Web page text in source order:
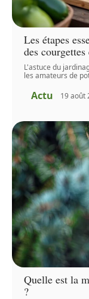
Les étapes
des
L'astuce du
les amateurs de
Actu 19 août
Quelle est la
?